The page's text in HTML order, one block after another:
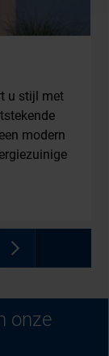
u stijl met
modern
onze